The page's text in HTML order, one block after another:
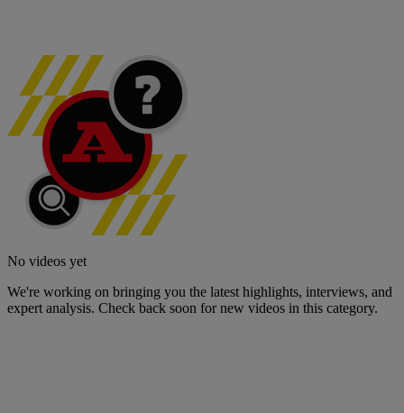
No videos yet
We're working on bringing you the latest highlights, interviews, and
expert analysis. Check back soon for new videos in this category.